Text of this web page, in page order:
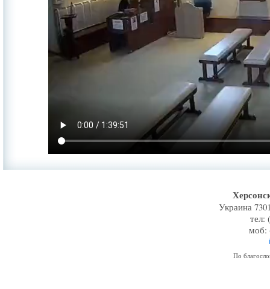
Украина
тел:
моб:
По